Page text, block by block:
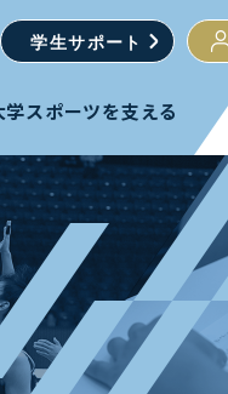
学生サポート
学スポーツを支える